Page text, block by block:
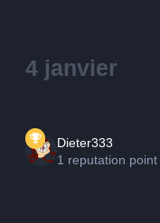
4 janvier
Dieter333
1 reputation point